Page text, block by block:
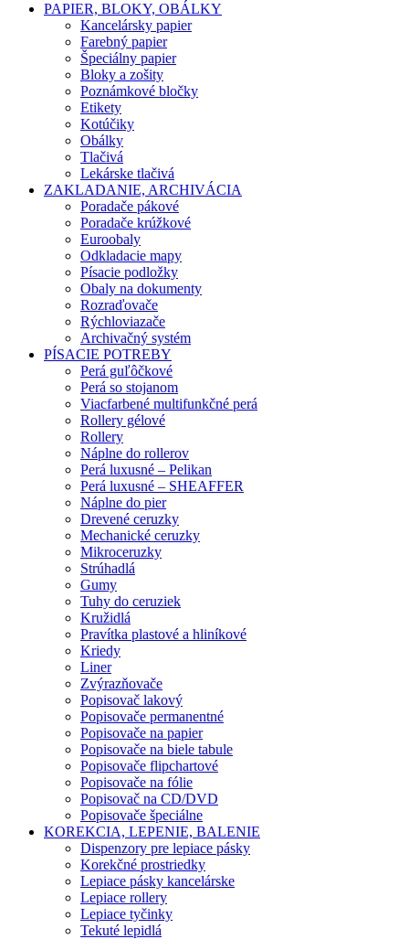
PAPIER, BLOKY, OBÁLKY
Kancelársky papier
Farebný papier
Špeciálny papier
Bloky a zošity
Poznámkové bločky
Etikety
Kotúčiky
Obálky
Tlačivá
Lekárske tlačivá
ZAKLADANIE, ARCHIVÁCIA
Poradače pákové
Poradače krúžkové
Euroobaly
Odkladacie mapy
Písacie podložky
Obaly na dokumenty
Rozraďovače
Rýchloviazače
Archivačný systém
PÍSACIE POTREBY
Perá guľôčkové
Perá so stojanom
Viacfarbené multifunkčné perá
Rollery gélové
Rollery
Náplne do rollerov
Perá luxusné – Pelikan
Perá luxusné – SHEAFFER
Náplne do pier
Drevené ceruzky
Mechanické ceruzky
Mikroceruzky
Strúhadlá
Gumy
Tuhy do ceruziek
Kružidlá
Pravítka plastové a hliníkové
Kriedy
Liner
Zvýrazňovače
Popisovač lakový
Popisovače permanentné
Popisovače na papier
Popisovače na biele tabule
Popisovače flipchartové
Popisovače na fólie
Popisovač na CD/DVD
Popisovače špeciálne
KOREKCIA, LEPENIE, BALENIE
Dispenzory pre lepiace pásky
Korekčné prostriedky
Lepiace pásky kancelárske
Lepiace rollery
Lepiace tyčinky
Tekuté lepidlá